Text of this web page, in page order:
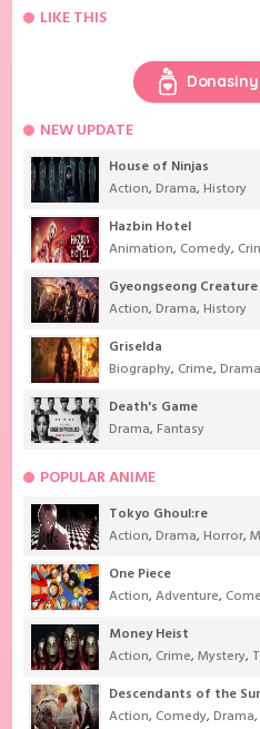
LIKE THIS
NEW UPDATE
House of Ninjas
Action,Drama,History
Hazbin Hotel
Animation, Comedy,
Gyeongseong Creature
Action,Drama,History
Griselda
Biography, Crime,Drama
Death's Game
Drama,Fantasy
POPULAR ANIME
Tokyo Ghoul:re
Action,Drama,Horror,
One Piece
Action,Adventure,
Money Heist
Action, Crime,Mystery,
Descendants of the
Action, Comedy,Drama